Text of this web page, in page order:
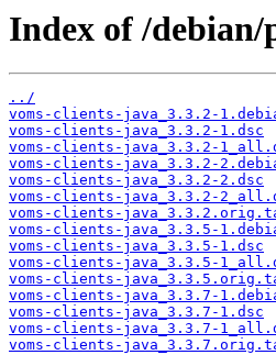
Index of /
../
voms-clients-java_3.3.2-
voms-clients-java_3.3.2-1.dsc
voms-clients-java_3.3.2-
voms-clients-java_3.3.2-
voms-clients-java_3.3.2-2.dsc
voms-clients-java_3.3.2-
voms-clients-
voms-clients-java_3.3.5-
voms-clients-java_3.3.5-1.dsc
voms-clients-java_3.3.5-
voms-clients-
voms-clients-java_3.3.7-
voms-clients-java_3.3.7-1.dsc
voms-clients-java_3.3.7-
voms-clients-